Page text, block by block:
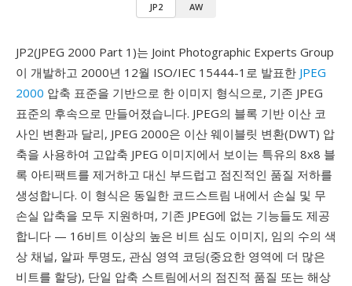
JP2 AW
JP2(JPEG 2000 Part 1)는 Joint Photographic Experts Group
이 개발하고 2000년 12월 ISO/IEC 15444-1로 발표한 JPEG
2000 압축 표준을 기반으로 한 이미지 형식으로, 기존 JPEG
표준의 후속으로 만들어졌습니다. JPEG의 블록 기반 이산 코
사인 변환과 달리, JPEG 2000은 이산 웨이블릿 변환(DWT) 압
축을 사용하여 고압축 JPEG 이미지에서 보이는 특유의 8x8 블
록 아티팩트를 제거하고 대신 부드럽고 점진적인 품질 저하를
생성합니다. 이 형식은 동일한 코드스트림 내에서 손실 및 무
손실 압축을 모두 지원하며, 기존 JPEG에 없는 기능들도 제공
합니다 — 16비트 이상의 높은 비트 심도 이미지, 임의 수의 색
상 채널, 알파 투명도, 관심 영역 코딩(중요한 영역에 더 많은
비트를 할당), 단일 압축 스트림에서의 점진적 품질 또는 해상